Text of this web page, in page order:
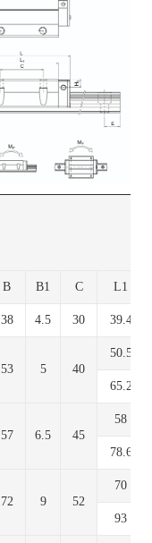
B B1 C L1
38 4.5 30 39.4
53 5 40
50.5
65.2
57 6.5 45
58
78.6
72 9 52
70
93